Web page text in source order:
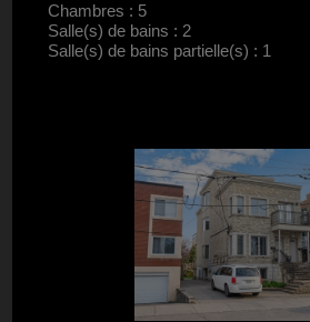
Chambres : 5
Salle(s) de bains : 2
Salle(s) de bains partielle(s) : 1